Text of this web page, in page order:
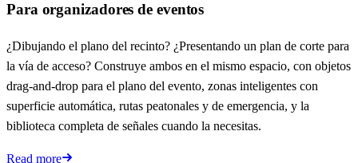
Para organizadores de eventos
¿Dibujando el plano del recinto? ¿Presentando un plan de corte para
la vía de acceso? Construye ambos en el mismo espacio, con objetos
drag-and-drop para el plano del evento, zonas inteligentes con
superficie automática, rutas peatonales y de emergencia, y la
biblioteca completa de señales cuando la necesitas.
Read more